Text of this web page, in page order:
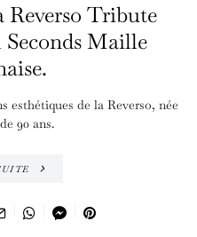
Reverso Tribute
Maille
esthétiques de la Reverso, née
90 ans.